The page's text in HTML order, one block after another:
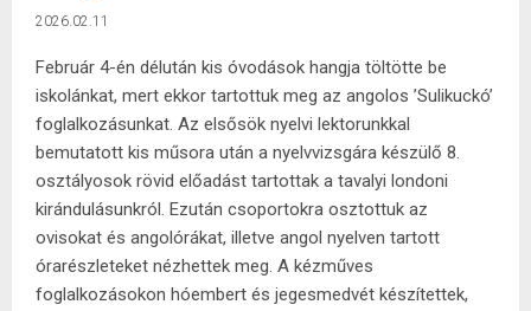
2026.02.11
Február 4-én délután kis óvodások hangja töltötte be
iskolánkat, mert ekkor tartottuk meg az angolos ’Sulikuckó’
foglalkozásunkat. Az elsősök nyelvi lektorunkkal
bemutatott kis műsora után a nyelvvizsgára készülő 8.
osztályosok rövid előadást tartottak a tavalyi londoni
kirándulásunkról. Ezután csoportokra osztottuk az
ovisokat és angolórákat, illetve angol nyelven tartott
órarészleteket nézhettek meg. A kézműves
foglalkozásokon hóembert és jegesmedvét készítettek,